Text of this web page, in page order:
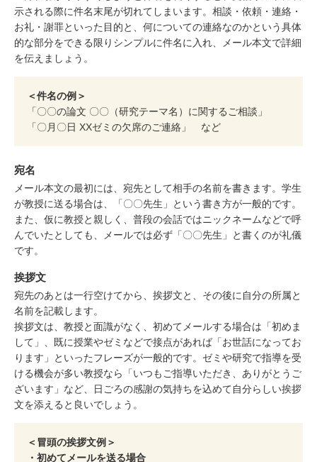
示される際に件名末尾が切れてしまいます。相談・依頼・連絡・
お礼・謝罪といった目的と、何についての連絡なのかという具体
的な部分をできる限りシンプルに件名に入れ、メール本文で詳細
を伝えましょう。
＜件名の例＞
「〇〇の論文 〇〇（研究テーマ名）に関するご相談」
「〇月〇日 XXゼミの欠席のご連絡」 など
宛名
メール本文の最初には、宛先として相手の名前を書きます。学生
が教授に送る場合は、「〇〇先生」という書き方が一般的です。
また、仮に教授と親しく、普段の会話ではニックネームなどで呼
んでいたとしても、メールでは必ず「〇〇先生」と書くのが礼儀
です。
挨拶文
宛先のあとは一行空けてから、挨拶文と、その後に自分の所属と
名前を記載します。
挨拶文は、教授と面識がなく、初めてメールする場合は「初めま
して」、既に授業やゼミなどで接点があれば「お世話になってお
ります」といったフレーズが一般的です。ゼミや研究で指導を受
ける機会が多い教授なら「いつもご指導いただき、ありがとうご
ざいます」など、日ごろの感謝の気持ちを込めて自分らしい挨拶
文を添えると良いでしょう。
＜冒頭の挨拶文例＞
・初めてメールを送る場合